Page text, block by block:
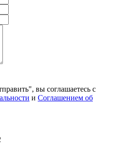
вы соглашаетесь с
и Соглашением об